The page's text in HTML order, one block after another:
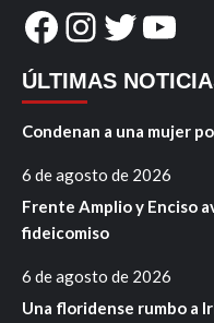
Facebook
Instagram
Twitter
ÚLTIMAS
Condenan a una mujer
6 de agosto de 2026
Frente Amplio y Enciso
fideicomiso
6 de agosto de 2026
Una floridense rumbo a